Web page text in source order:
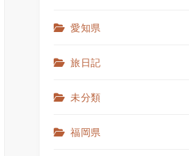
愛知県
旅日記
未分類
福岡県